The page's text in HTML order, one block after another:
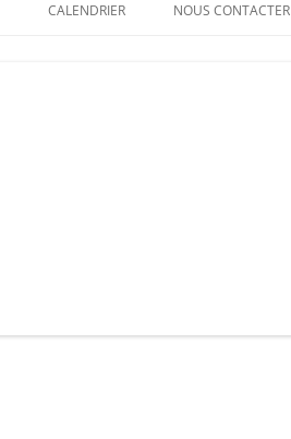
CALENDRIER NOUS CONTACTER